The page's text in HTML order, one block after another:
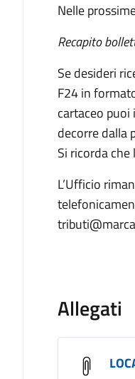
Nelle
Recapito
Se desideri
F24 in
cartaceo
decorre dalla
Si ricorda
L’Ufficio
Allegati